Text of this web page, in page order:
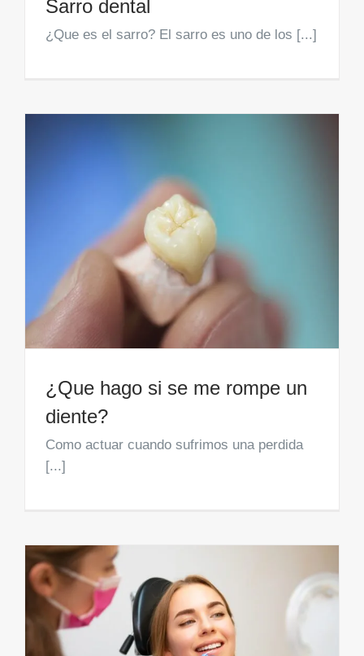
Sarro dental
¿Que es el sarro? El sarro es uno de los [...]
¿Que hago si se me rompe un
diente?
Como actuar cuando sufrimos una perdida
[...]